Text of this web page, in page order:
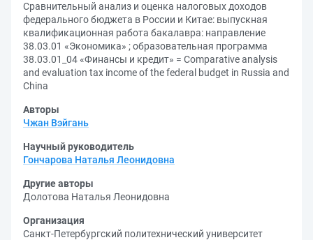
Сравнительный анализ и оценка налоговых доходов
федерального бюджета в России и Китае: выпускная
квалификационная работа бакалавра: направление
38.03.01 «Экономика» ; образовательная программа
38.03.01_04 «Финансы и кредит» = Comparative analysis
and evaluation tax income of the federal budget in Russia and
China
Авторы
Чжан Вэйгань
Научный руководитель
Гончарова Наталья Леонидовна
Другие авторы
Долотова Наталья Леонидовна
Организация
Санкт-Петербургский политехнический университет